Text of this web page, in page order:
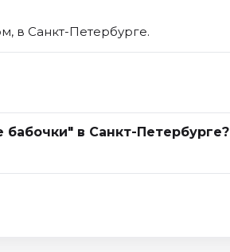
в Санкт-Петербурге.
в Санкт-Петербурге?